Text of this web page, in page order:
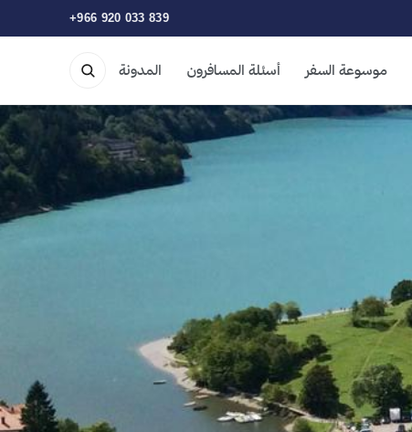
+966 920 033 839
موسوعة السفر أسئلة المسافرون المدونة